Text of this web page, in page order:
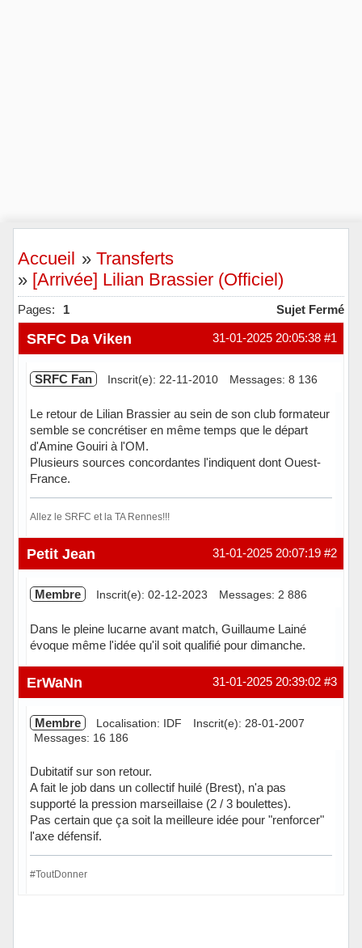
Accueil »Transferts
» [Arrivée] Lilian Brassier (Officiel)
Pages: 1 Sujet Fermé
#1
31-01-2025 20:05:38
SRFC Da Viken
SRFC Fan Inscrit(e): 22-11-2010 Messages: 8 136
Le retour de Lilian Brassier au sein de son club formateur
semble se concrétiser en même temps que le départ
d'Amine Gouiri à l'OM.
Plusieurs sources concordantes l'indiquent dont Ouest-
France.
Allez le SRFC et la TA Rennes!!!
Hors ligne #2
31-01-2025 20:07:19
Petit Jean
Membre Inscrit(e): 02-12-2023 Messages: 2 886
Dans le pleine lucarne avant match, Guillaume Lainé
évoque même l'idée qu'il soit qualifié pour dimanche.
Hors ligne #3
31-01-2025 20:39:02
ErWaNn
Membre Localisation: IDF
Inscrit(e): 28-01-2007
Messages: 16 186
Dubitatif sur son retour.
A fait le job dans un collectif huilé (Brest), n'a pas
supporté la pression marseillaise (2 / 3 boulettes).
Pas certain que ça soit la meilleure idée pour "renforcer"
l'axe défensif.
#ToutDonner